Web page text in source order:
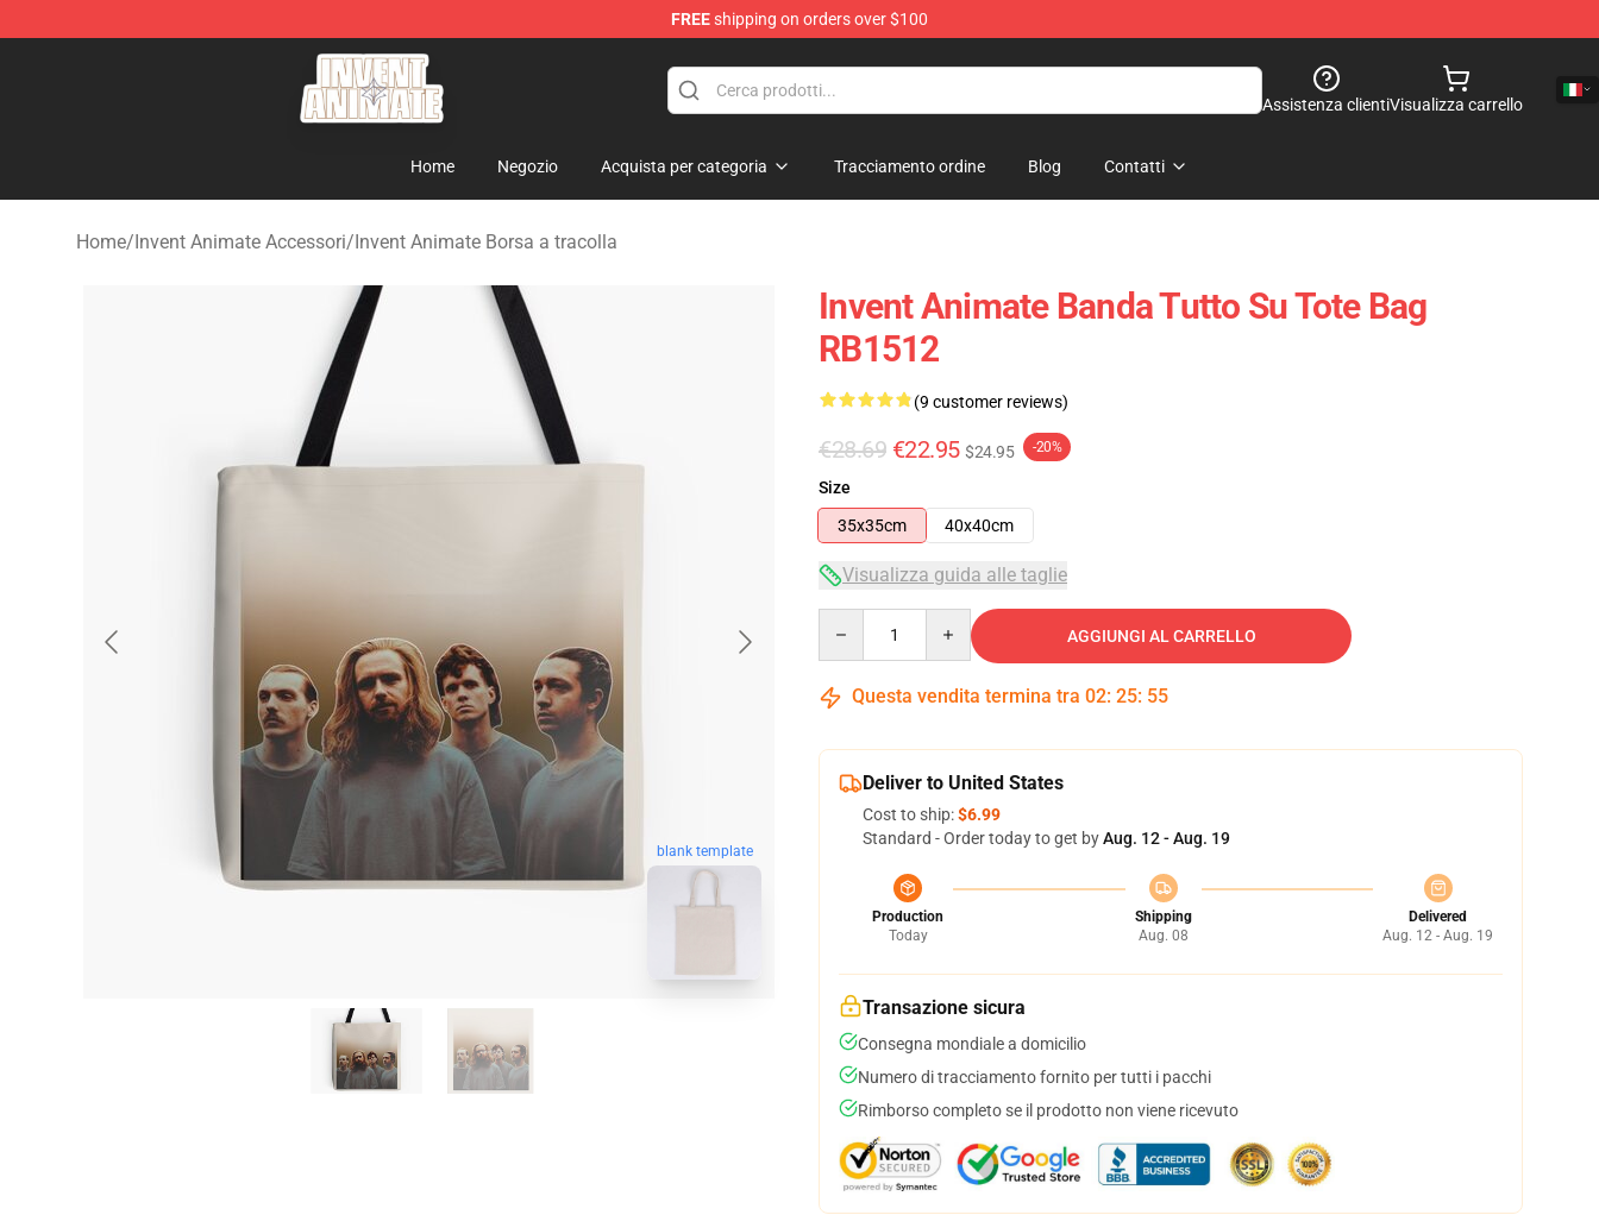
FREEshipping on orders over $100
Invent Animate Shop - Official Invent Animate Merchandise Store
Assistenza clientiVisualizza carrello
Home Negozio Acquista per categoria Tracciamento ordine Blog Contatti
Home/Invent Animate Accessori/Invent Animate Borsa a tracolla
blank template
Invent Animate Banda Tutto Su Tote Bag
RB1512
(9 customer reviews)
€28.69 €22.95 $24.95 -20%
Size
35x35cm
40x40cm
Visualizza guida alle taglie
AGGIUNGI AL CARRELLO
Questa vendita termina tra 02: 25: 54
Deliver to United States
Cost to ship:$6.99
Standard - Order today to get byAug. 12 - Aug. 19
Production
Today
Shipping
Aug. 08
Delivered
Aug. 12 - Aug. 19
Transazione sicura
Consegna mondiale a domicilio
Numero di tracciamento fornito per tutti i pacchi
Rimborso completo se il prodotto non viene ricevuto